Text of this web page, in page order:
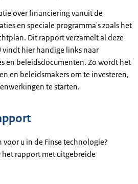
over financiering vanuit de
en speciale programma's zoals het
Dit rapport verzamelt al deze
hier handige links naar
en beleidsdocumenten. Zo wordt het
en beleidsmakers om te investeren,
te starten.
voor u in de Finse technologie?
rapport met uitgebreide